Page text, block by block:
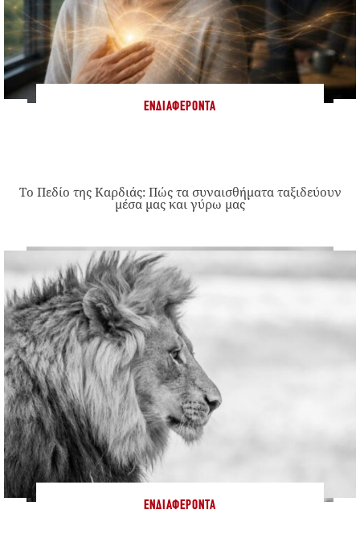
ΕΝΔΙΑΦΈΡΟΝΤΑ
Το Πεδίο της Καρδιάς: Πώς τα συναισθήματα ταξιδεύουν
μέσα μας και γύρω μας
ΕΝΔΙΑΦΈΡΟΝΤΑ